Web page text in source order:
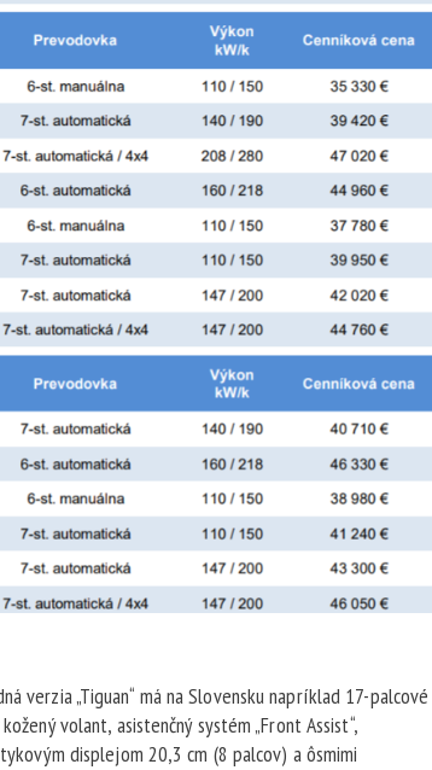
verzia „Tiguan“ má na Slovensku napríklad 17-palcové
volant, asistenčný systém „Front Assist“,
displejom 20,3 cm (8 palcov) a ôsmimi